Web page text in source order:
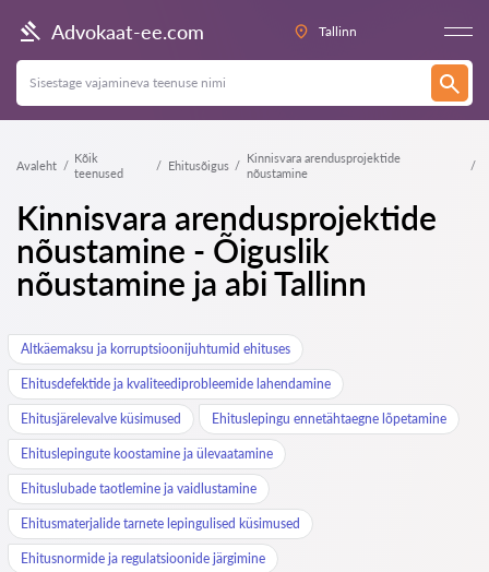
Advokaat-ee.com Tallinn
Avaleht
Kõik
teenused
Ehitusõigus
Kinnisvara arendusprojektide
nõustamine
Kinnisvara arendusprojektide
nõustamine - Õiguslik
nõustamine ja abi Tallinn
Altkäemaksu ja korruptsioonijuhtumid ehituses
Ehitusdefektide ja kvaliteediprobleemide lahendamine
Ehitusjärelevalve küsimused Ehituslepingu ennetähtaegne lõpetamine
Ehituslepingute koostamine ja ülevaatamine
Ehituslubade taotlemine ja vaidlustamine
Ehitusmaterjalide tarnete lepingulised küsimused
Ehitusnormide ja regulatsioonide järgimine